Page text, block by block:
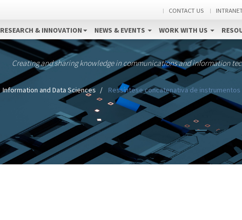
CONTACT US
RESEARCH & INNOVATION NEWS & EVENTS WORK WITH US
Creating and sharing knowledge in communications and information
Information and Data Sciences Ressíntese concatenativa de instrumentos